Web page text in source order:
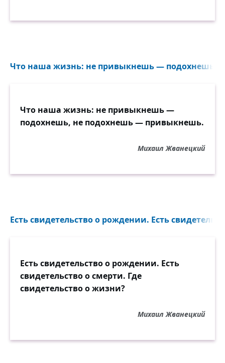
Что наша жизнь: не привыкнешь — подохнешь,
Что наша жизнь: не привыкнешь —
подохнешь, не подохнешь — привыкнешь.
Михаил Жванецкий
Есть свидетельство о рождении. Есть
Есть свидетельство о рождении. Есть
свидетельство о смерти. Где
свидетельство о жизни?
Михаил Жванецкий